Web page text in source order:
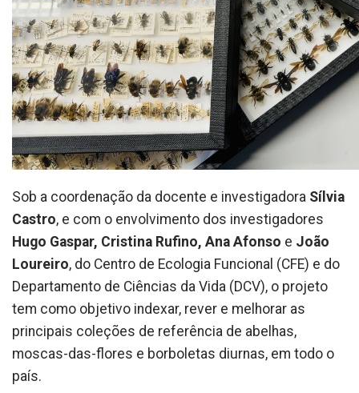
Sob a coordenação da docente e investigadora Sílvia
Castro, e com o envolvimento dos investigadores
Hugo Gaspar, Cristina Rufino, Ana Afonso e João
Loureiro, do Centro de Ecologia Funcional (CFE) e do
Departamento de Ciências da Vida (DCV), o projeto
tem como objetivo indexar, rever e melhorar as
principais coleções de referência de abelhas,
moscas-das-flores e borboletas diurnas, em todo o
país.